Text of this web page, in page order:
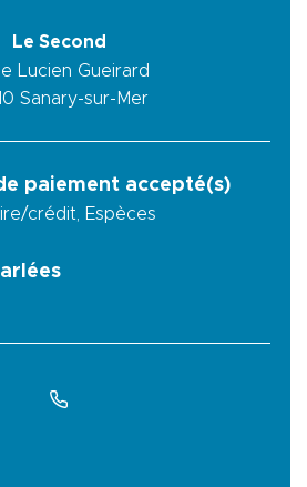
Le Second
Lucien Gueirard
Sanary-sur-Mer
paiement accepté(s)
crédit, Espèces